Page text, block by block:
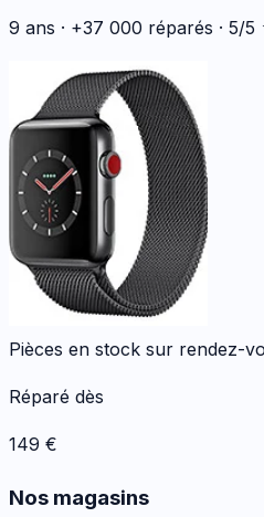
9 ans · +37 000 réparés · 5/
Pièces en stock sur rendez-
Réparé dès
149 €
Nos magasins